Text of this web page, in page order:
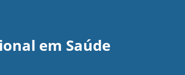
em Saúde